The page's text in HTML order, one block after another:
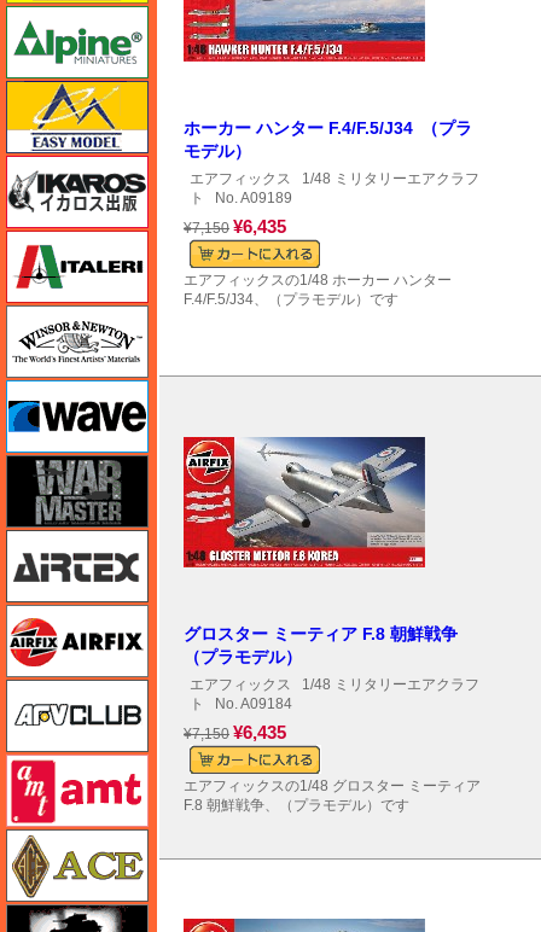
ホーカー ハンター F.4/F.5/J34 （プラ
モデル）
エアフィックス
1/48 ミリタリーエアクラフ
ト
No. A09189
¥7,150 ¥6,435
エアフィックスの1/48 ホーカー ハンター
F.4/F.5/J34、（プラモデル）です
グロスター ミーティア F.8 朝鮮戦争
（プラモデル）
エアフィックス
1/48 ミリタリーエアクラフ
ト
No. A09184
¥7,150 ¥6,435
エアフィックスの1/48 グロスター ミーティア
F.8 朝鮮戦争、（プラモデル）です
アルパイン
イタレリ
ウォーマスターズ
エアテックス
AFVクラブ